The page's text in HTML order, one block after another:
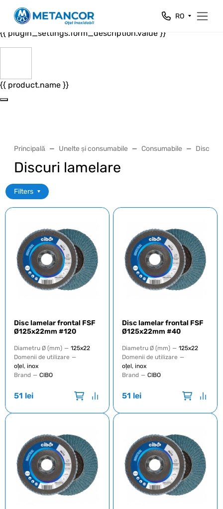
Close
{{ plugin_settings.form_header.value }}
{{ plugin_settings.form_description.value }}
{{ product.name }}
RO
Principală Unelte și consumabile Consumabile Discuri
Discuri lamelare
Filters
Disc lamelar frontal FSF
Ø125x22mm #120
Diametru Ø (mm) — 125x22
Domenii de utilizare —
oțel, inox
Brand — CIBO
51 lei
Disc lamelar frontal FSF
Ø125x22mm #40
Diametru Ø (mm) — 125x22
Domenii de utilizare —
oțel, inox
Brand — CIBO
51 lei